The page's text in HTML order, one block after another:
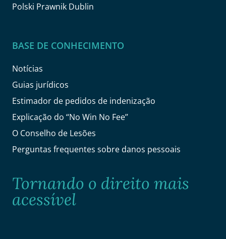
Polski Prawnik Dublin
BASE DE CONHECIMENTO
Notícias
Guias jurídicos
Estimador de pedidos de indenização
Explicação do ‘‘No Win No Fee’’
O Conselho de Lesões
Perguntas frequentes sobre danos pessoais
Tornando o direito mais
acessível